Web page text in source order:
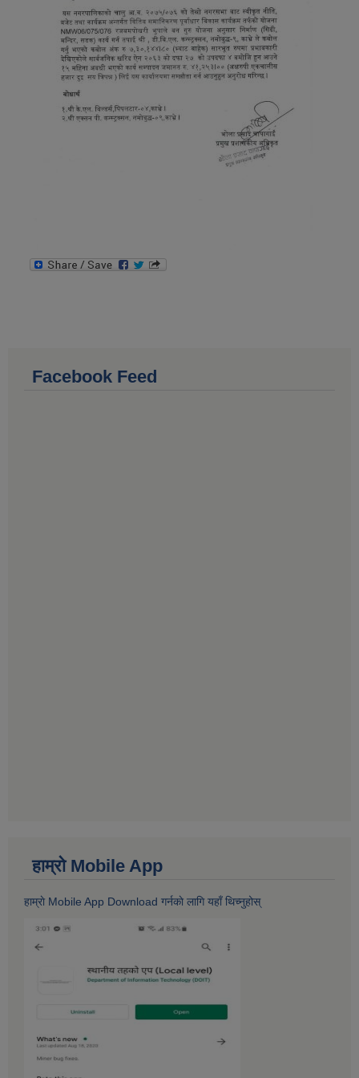
Facebook Feed
हाम्राे Mobile App
हाम्राे Mobile App Download गर्नकाे लागि यहाँ थिच्नुहोस्‌